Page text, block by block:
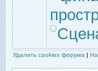
Удалить cookies форума |